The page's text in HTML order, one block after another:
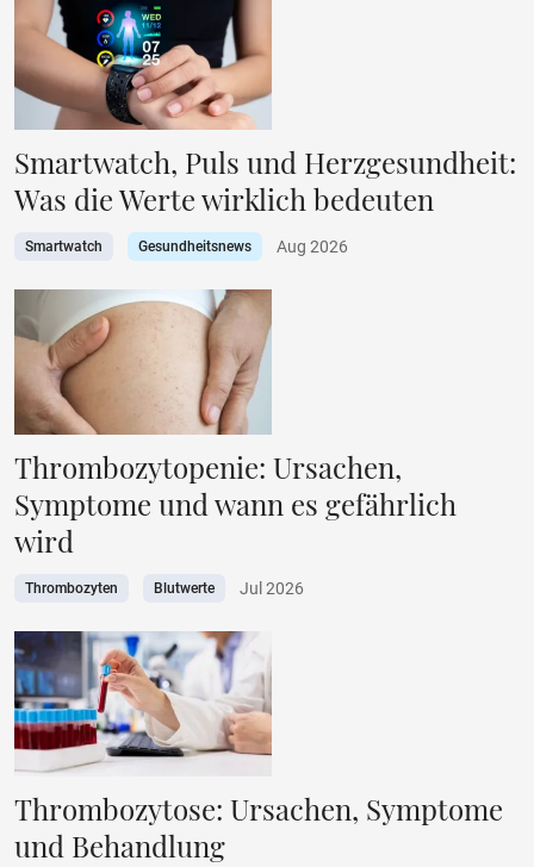
Smartwatch, Puls und Herzgesundheit:
Was die Werte wirklich bedeuten
Smartwatch Gesundheitsnews Aug 2026
Thrombozytopenie: Ursachen,
Symptome und wann es gefährlich
wird
Thrombozyten Blutwerte Jul 2026
Thrombozytose: Ursachen, Symptome
und Behandlung